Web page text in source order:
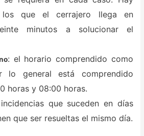
que el cerrajero llega en
minutos a solucionar el
: el horario comprendido como
lo general está comprendido
horas y 08:00 horas.
que suceden en días
que ser resueltas el mismo día.